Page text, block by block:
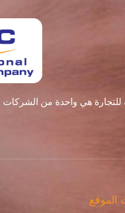
للتجارة هي واحدة من
الموقع